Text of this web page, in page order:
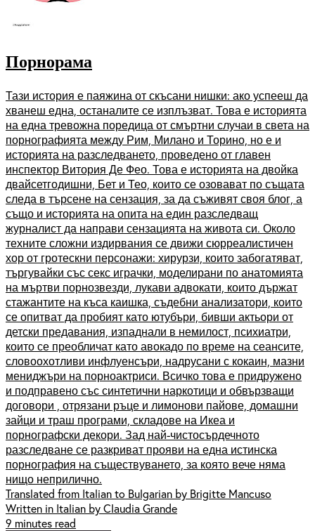
Порнорама
Тази история е паяжина от скъсани нишки: ако успееш да
хванеш една, останалите се изплъзват. Това е историята
на една тревожна поредица от смъртни случаи в света на
порнографията между Рим, Милано и Торино, но е и
историята на разследването, проведено от главен
инспектор Витория Де Фео. Това е историята на двойка
двайсетгодишни, Бет и Тео, които се озовават по същата
следа в търсене на сензация, за да съживят своя блог, а
също и историята на опита на един разследващ
журналист да направи сензацията на живота си. Около
техните сложни издирвания се движи сюрреалистичен
хор от гротескни персонажи: хирурзи, които забогатяват,
търгувайки със секс играчки, моделирани по анатомията
на мъртви порнозвезди, лукави адвокати, които държат
стажантите на къса каишка, съдебни анализатори, които
се опитват да пробият като ютубъри, бивши актьори от
детски предавания, изпаднали в немилост, психиатри,
които се преобличат като авокадо по време на сеансите,
словоохотливи инфлуенсъри, надрусани с кокаин, мазни
мениджъри на порноактриси. Всичко това е придружено
и подправено със синтетични наркотици и обвързващи
договори , отрязани ръце и лимонови пайове, домашни
зайци и траш програми, складове на Икеа и
порнографски декори. Зад най-чистосърдечното
разследване се разкриват прояви на една истинска
порнография на съществуването, за която вече няма
нищо неприлично.
Translated from Italian to Bulgarian by Brigitte Mancuso
Written in Italian by Claudia Grande
9 minutes read